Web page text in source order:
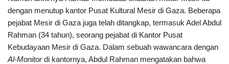
dengan menutup kantor Pusat Kultural Mesir di Gaza. Beberapa
pejabat Mesir di Gaza juga telah ditangkap, termasuk Adel Abdul
Rahman (34 tahun), seorang pejabat di Kantor Pusat
Kebudayaan Mesir di Gaza. Dalam sebuah wawancara dengan
Al-Monitordi kantornya, Abdul Rahman mengatakan bahwa